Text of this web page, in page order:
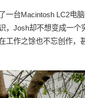
一台Macintosh LC2电
，Josh却不想变成一
工作之馀也不忘创作